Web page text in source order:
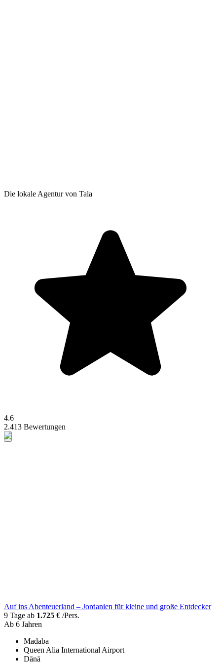
Die lokale Agentur von Tala
4.6
2.413 Bewertungen
Auf ins Abenteuerland – Jordanien für kleine und große Entdecker
9 Tage ab 1.725 € /Pers.
Ab 6 Jahren
Madaba
Queen Alia International Airport
Ḑānā